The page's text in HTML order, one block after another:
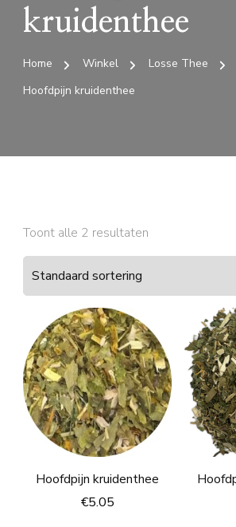
kruidenthee
Home Winkel
Losse Thee
Hoofdpijn kruidenthee
Toont alle 2 resultaten
Hoofdpijn kruidenthee
€5.05